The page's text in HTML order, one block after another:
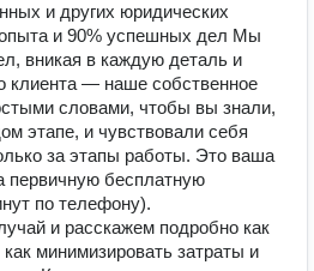
и других юридических
и 90% успешных дел Мы
вникая в каждую деталь и
клиента — наше собственное
словами, чтобы вы знали,
этапе, и чувствовали себя
за этапы работы. Это ваша
первичную бесплатную
по телефону).
и расскажем подробно как
минимизировать затраты и